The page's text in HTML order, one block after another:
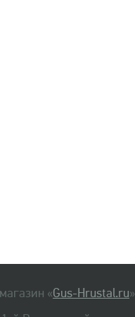
«Gus-Hrustal.ru»